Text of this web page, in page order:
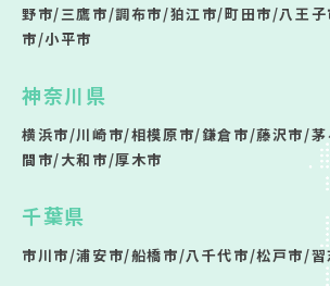
野市/三鷹市/調布市/狛江市/町田市/八王
市/小平市
神奈川県
横浜市/川崎市/相模原市/鎌倉市/藤沢市/
間市/大和市/厚木市
千葉県
市川市/浦安市/船橋市/八千代市/松戸市/